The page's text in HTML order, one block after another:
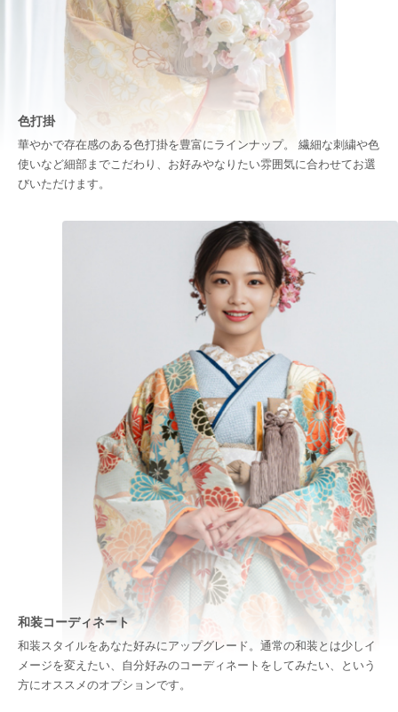
色打掛
華やかで存在感のある色打掛を豊富にラインナップ。 繊細な刺繍や色
使いなど細部までこだわり、お好みやなりたい雰囲気に合わせてお選
びいただけます。
和装コーディネート
和装スタイルをあなた好みにアップグレード。通常の和装とは少しイ
メージを変えたい、自分好みのコーディネートをしてみたい、という
方にオススメのオプションです。